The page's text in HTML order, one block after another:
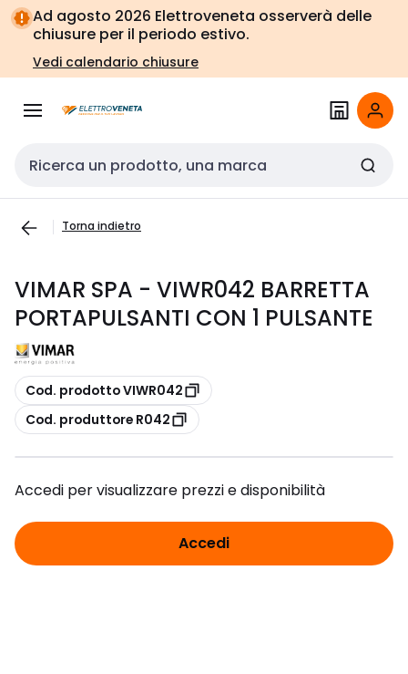
Vai alla
navigazione
Vai
alla
pagina
Ad agosto 2026 Elettroveneta osserverà delle
chiusure per il periodo estivo.
Vedi calendario chiusure
Cerca input
Torna indietro
VIMAR SPA - VIWR042 BARRETTA
PORTAPULSANTI CON 1 PULSANTE
copia
Cod. prodotto VIWR042
copia
Cod. produttore R042
Accedi per visualizzare prezzi e disponibilità
Accedi